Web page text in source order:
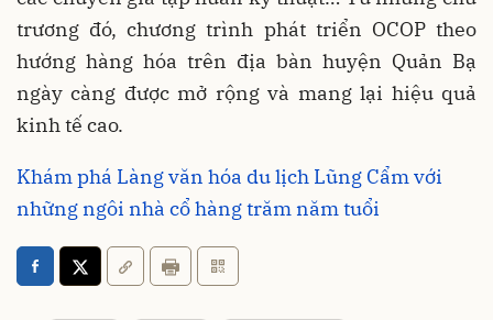
trương đó, chương trình phát triển OCOP theo
hướng hàng hóa trên địa bàn huyện Quản Bạ
ngày càng được mở rộng và mang lại hiệu quả
kinh tế cao.
Khám phá Làng văn hóa du lịch Lũng Cẩm với
những ngôi nhà cổ hàng trăm năm tuổi